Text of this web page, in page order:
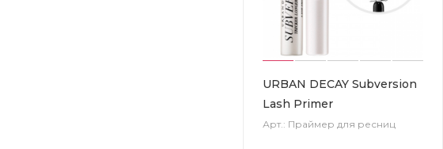
URBAN DECAY Subversion
Lash Primer
Арт.: Праймер для ресниц